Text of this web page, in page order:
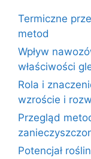
Termiczne
metod
Wpływ
właściwości
Rola i
wzroście i
Przegląd
Potencjał